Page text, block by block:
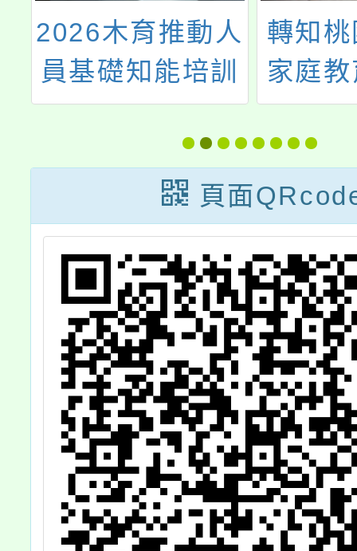
2026木育推動人
員基礎知能培訓
轉知
家庭
理「
庭教
研習計
通系
計畫
教師
頁面